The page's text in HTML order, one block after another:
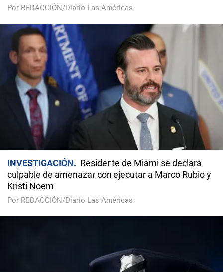
Por REDACCIÓN/Diario Las Américas
INVESTIGACIÓN
Residente de Miami se declara
culpable de amenazar con ejecutar a Marco Rubio y
Kristi Noem
Por REDACCIÓN/Diario Las Américas